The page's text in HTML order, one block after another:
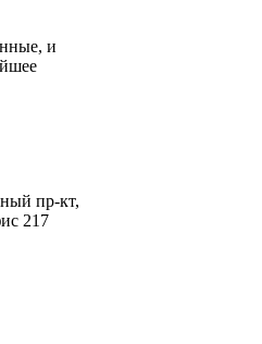
и
пр-кт,
217